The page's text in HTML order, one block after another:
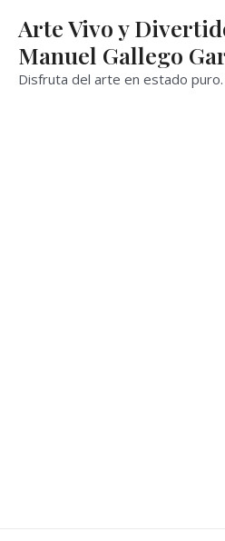
contenido
Arte Vivo y
Manuel Gallego
Disfruta del arte en estado puro.